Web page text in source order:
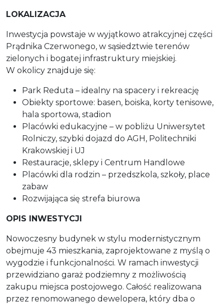
LOKALIZACJA
Inwestycja powstaje w wyjątkowo atrakcyjnej części
Prądnika Czerwonego, w sąsiedztwie terenów
zielonych i bogatej infrastruktury miejskiej.
W okolicy znajduje się:
Park Reduta – idealny na spacery i rekreację
Obiekty sportowe: basen, boiska, korty tenisowe,
hala sportowa, stadion
Placówki edukacyjne – w pobliżu Uniwersytet
Rolniczy, szybki dojazd do AGH, Politechniki
Krakowskiej i UJ
Restauracje, sklepy i Centrum Handlowe
Placówki dla rodzin – przedszkola, szkoły, place
zabaw
Rozwijająca się strefa biurowa
OPIS INWESTYCJI
Nowoczesny budynek w stylu modernistycznym
obejmuje 43 mieszkania, zaprojektowane z myślą o
wygodzie i funkcjonalności. W ramach inwestycji
przewidziano garaż podziemny z możliwością
zakupu miejsca postojowego. Całość realizowana
przez renomowanego dewelopera, który dba o